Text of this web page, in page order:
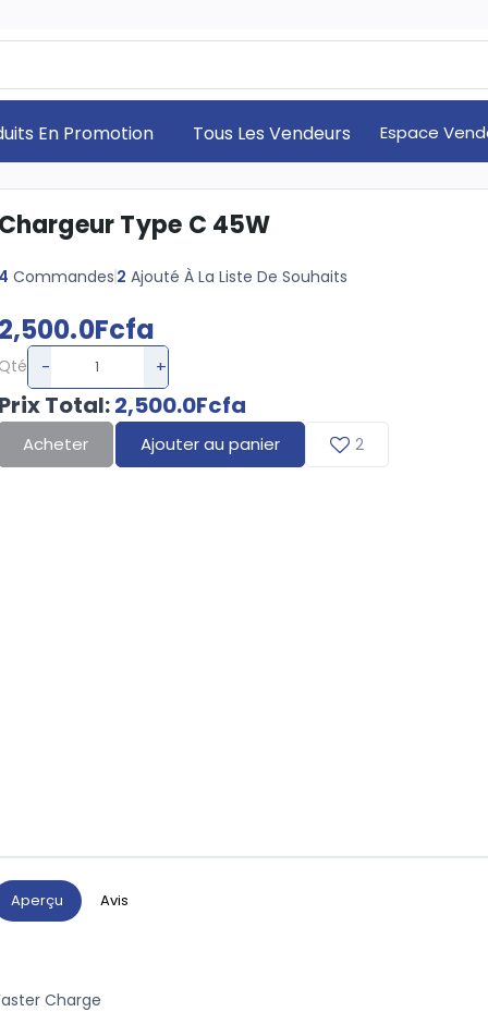
En Promotion Tous Les Vendeurs Espace
Type C 45W
Commandes2 Ajouté À La Liste De Souhaits
- +
Total:2,500.0Fcfa
Acheter Ajouter au panier 2
Aperçu Avis
Charge